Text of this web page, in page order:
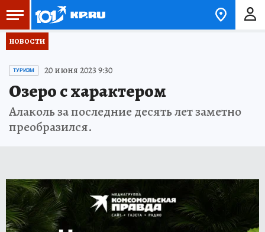
НОВОСТИ
ТУРИЗМ 20 июня 2023 9:30
Озеро с характером
Алаколь за последние десять лет заметно
преобразился.